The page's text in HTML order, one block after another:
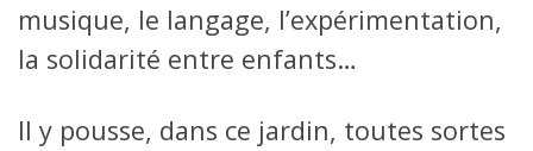
musique, le langage, l’expérimentation,
la solidarité entre enfants…
Il y pousse, dans ce jardin, toutes sortes